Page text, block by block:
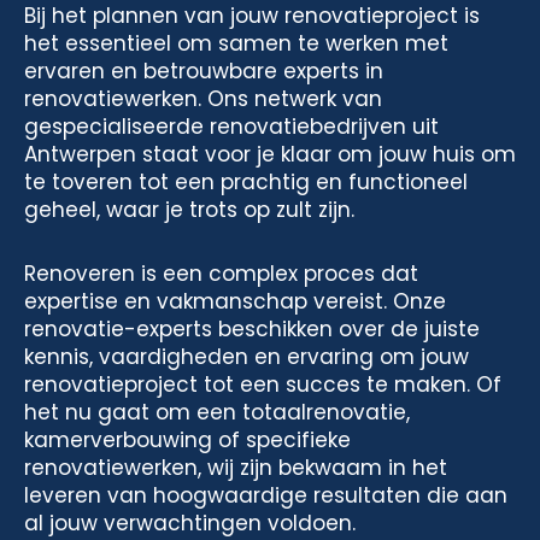
Bij het plannen van jouw renovatieproject is
het essentieel om samen te werken met
ervaren en betrouwbare experts in
renovatiewerken. Ons netwerk van
gespecialiseerde renovatiebedrijven uit
Antwerpen staat voor je klaar om jouw huis om
te toveren tot een prachtig en functioneel
geheel, waar je trots op zult zijn.
Renoveren is een complex proces dat
expertise en vakmanschap vereist. Onze
renovatie-experts beschikken over de juiste
kennis, vaardigheden en ervaring om jouw
renovatieproject tot een succes te maken. Of
het nu gaat om een totaalrenovatie,
kamerverbouwing of specifieke
renovatiewerken, wij zijn bekwaam in het
leveren van hoogwaardige resultaten die aan
al jouw verwachtingen voldoen.